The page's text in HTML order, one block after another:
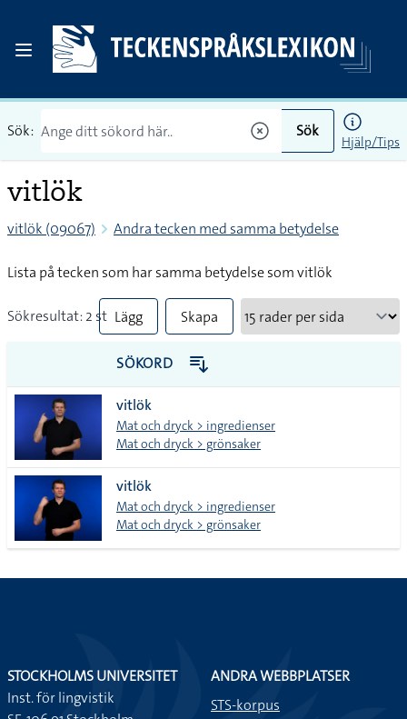
Sök: Sök
Hjälp/Tips
vitlök
vitlök (09067) Andra tecken med samma betydelse
Lista på tecken som har samma betydelse som vitlök
Sökresultat: 2 st Lägg
till
alla i
lista
Skapa
PDF
SÖKORD
vitlök
Mat och dryck > ingredienser
Mat och dryck > grönsaker
vitlök
Mat och dryck > ingredienser
Mat och dryck > grönsaker
STOCKHOLMS UNIVERSITET
Inst. för lingvistik
ANDRA WEBBPLATSER
STS-korpus